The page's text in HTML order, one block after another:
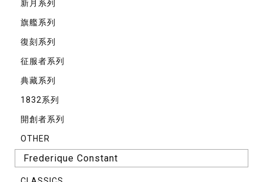
新月系列
旗艦系列
復刻系列
征服者系列
典藏系列
1832系列
開創者系列
OTHER
Frederique Constant